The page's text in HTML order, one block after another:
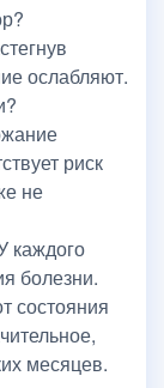
ослабляют.
риск
не
каждого
болезни.
состояния
месяцев.